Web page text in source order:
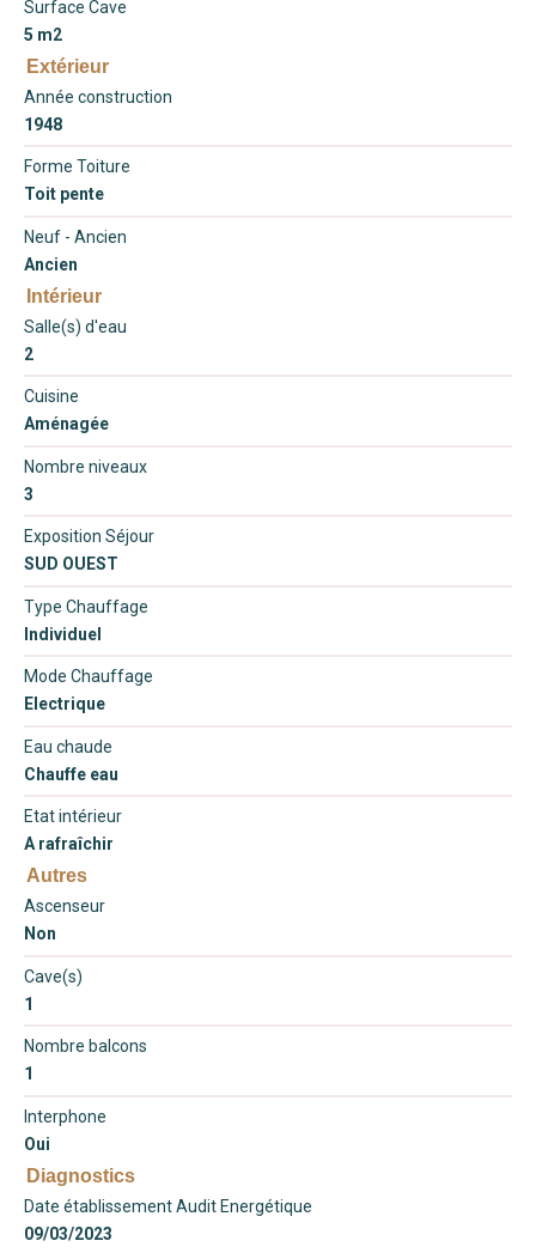
Surface Cave
5 m2
Extérieur
Année construction
1948
Forme Toiture
Toit pente
Neuf - Ancien
Ancien
Intérieur
Salle(s) d'eau
2
Cuisine
Aménagée
Nombre niveaux
3
Exposition Séjour
SUD OUEST
Type Chauffage
Individuel
Mode Chauffage
Electrique
Eau chaude
Chauffe eau
Etat intérieur
A rafraîchir
Autres
Ascenseur
Non
Cave(s)
1
Nombre balcons
1
Interphone
Oui
Diagnostics
Date établissement Audit Energétique
09/03/2023